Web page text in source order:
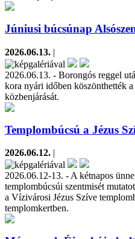
Júniusi búcsúnap
2026.06.13. |
2026.06.13. - Borongós reggel
kora nyári időben köszönthették
közbenjárását.
Templombúcsú a Jézus
2026.06.12. |
2026.06.12-13. - A kétnapos
templombúcsúi szentmisét
a Vízivárosi Jézus Szíve
templomkertben.